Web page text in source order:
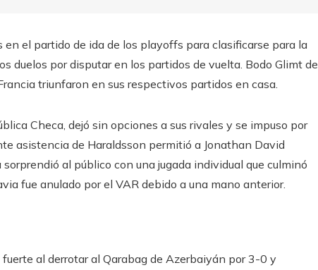
el partido de ida de los playoffs para clasificarse para la
duelos por disputar en los partidos de vuelta. Bodo Glimt de
triunfaron en sus respectivos partidos en casa.
Checa, dejó sin opciones a sus rivales y se impuso por
asistencia de Haraldsson permitió a Jonathan David
al público con una jugada individual que culminó
fue anulado por el VAR debido a una mano anterior.
al derrotar al Qarabag de Azerbaiyán por 3-0 y